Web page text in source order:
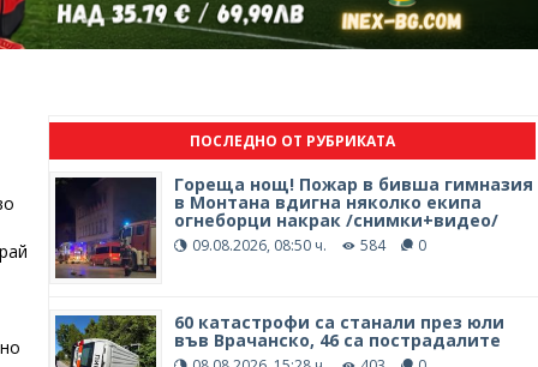
ПОСЛЕДНО ОТ РУБРИКАТА
Гореща нощ! Пожар в бивша гимназия
в Монтана вдигна няколко екипа
огнеборци накрак /снимки+видео/
09.08.2026, 08:50 ч. 584 0
60 катастрофи са станали през юли
във Врачанско, 46 са пострадалите